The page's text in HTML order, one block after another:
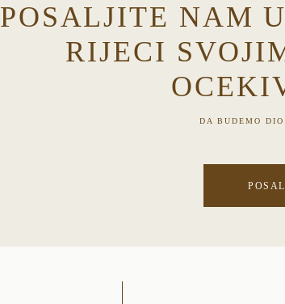
POSALJITE NAM
RIJECI
DA BUDEMO